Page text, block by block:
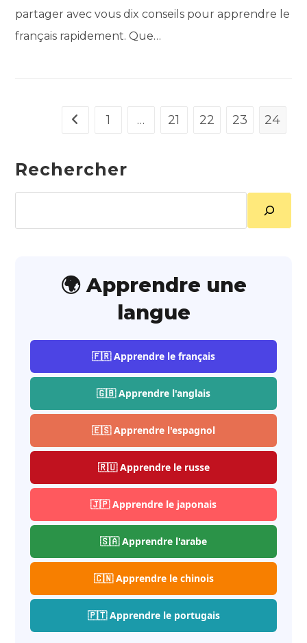
partager avec vous dix conseils pour apprendre le
français rapidement. Que…
Go to the previous page
1 … 21 22 23 24
Rechercher
🌍 Apprendre une
langue
🇫🇷 Apprendre le français
🇬🇧 Apprendre l'anglais
🇪🇸 Apprendre l'espagnol
🇷🇺 Apprendre le russe
🇯🇵 Apprendre le japonais
🇸🇦 Apprendre l'arabe
🇨🇳 Apprendre le chinois
🇵🇹 Apprendre le portugais